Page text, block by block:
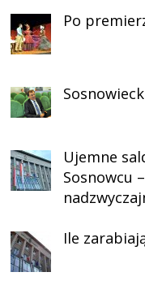
Po
Ujemne
Sosnowcu
Ile